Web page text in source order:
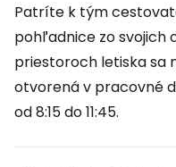
Patríte k tým
pohľadnice zo svojich
priestoroch letiska sa
otvorená v pracovné
od 8:15 do 11:45.